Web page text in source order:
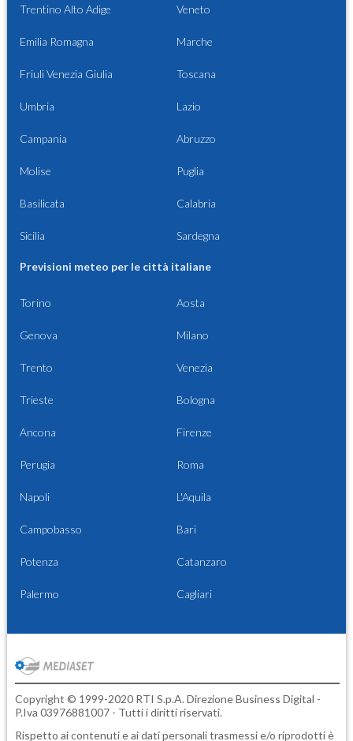
Trentino Alto Adige Veneto
Emilia Romagna Marche
Friuli Venezia Giulia Toscana
Umbria Lazio
Campania Abruzzo
Molise Puglia
Basilicata Calabria
Sicilia Sardegna
Previsioni meteo per le città italiane
Torino Aosta
Genova Milano
Trento Venezia
Trieste Bologna
Ancona Firenze
Perugia Roma
Napoli L'Aquila
Campobasso Bari
Potenza Catanzaro
Palermo Cagliari
Copyright © 1999-2020 RTI S.p.A. Direzione Business Digital -
P.Iva 03976881007 - Tutti i diritti riservati.
Rispetto ai contenuti e ai dati personali trasmessi e/o riprodotti è